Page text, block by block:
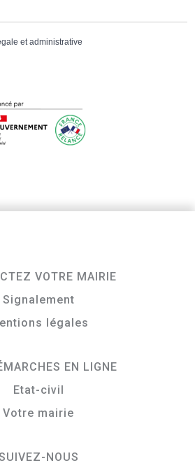
et administrative
VOTRE MAIRIE
Signalement
légales
EN LIGNE
Etat-civil
Votre mairie
NOUS